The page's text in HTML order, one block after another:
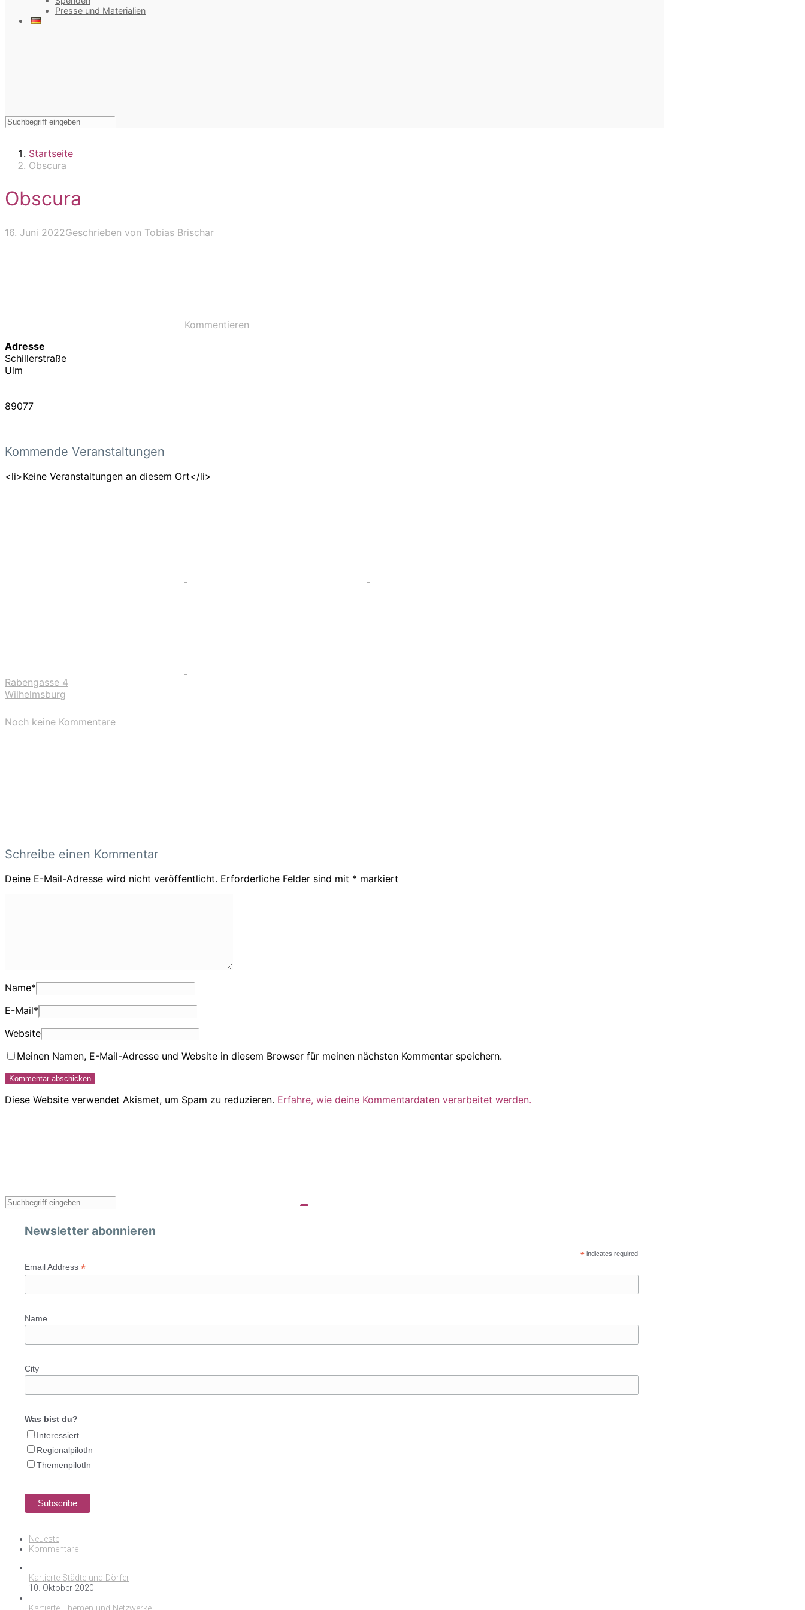
Presse und Materialien
Startseite
Obscura
Obscura
16. Juni 2022Geschrieben von Tobias Brischar
Kommentieren
Adresse
Schillerstraße
Ulm
89077
Kommende Veranstaltungen
<li>Keine Veranstaltungen an diesem Ort</li>
Rabengasse 4
Wilhelmsburg
Noch keine Kommentare
Schreibe einen Kommentar
Deine E-Mail-Adresse wird nicht veröffentlicht. Erforderliche Felder sind mit * markiert
Name*
E-Mail*
Website
Meinen Namen, E-Mail-Adresse und Website in diesem Browser für meinen nächsten Kommentar speichern.
Diese Website verwendet Akismet, um Spam zu reduzieren. Erfahre, wie deine Kommentardaten verarbeitet werden.
Newsletter abonnieren
* indicates required
Email Address *
Name
City
Was bist du?
Interessiert
RegionalpilotIn
ThemenpilotIn
Neueste
Kommentare
Kartierte Städte und Dörfer
10. Oktober 2020